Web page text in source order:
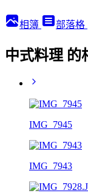
相簿 部落格
中式料理 的
IMG_7945
IMG_7943